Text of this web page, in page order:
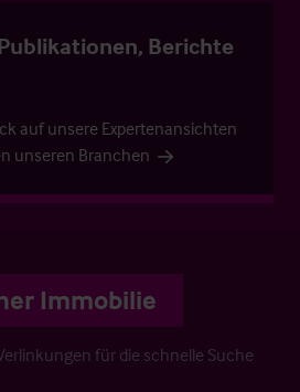
Berichte
auf unsere Expertenansichten
unseren Branchen
Immobilie
für die schnelle Suche